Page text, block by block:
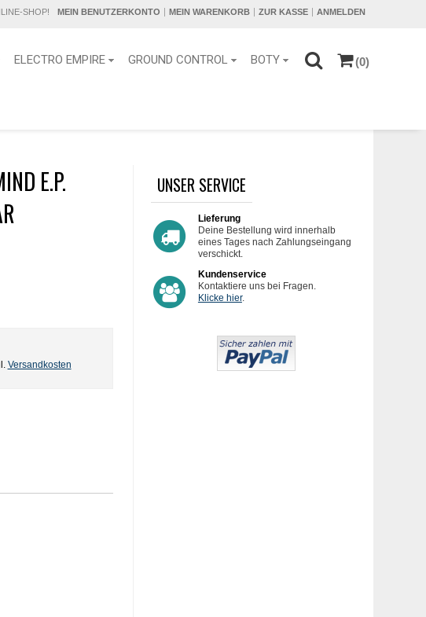
SHOP! MEIN BENUTZERKONTO MEIN WARENKORB ZUR KASSE ANMELDEN
ELECTRO EMPIRE GROUND CONTROL BOTY (0)
E.P.
Versandkosten
UNSER SERVICE
Lieferung
Deine Bestellung wird innerhalb
eines Tages nach Zahlungseingang
verschickt.
Kundenservice
Kontaktiere uns bei Fragen.
Klicke hier.